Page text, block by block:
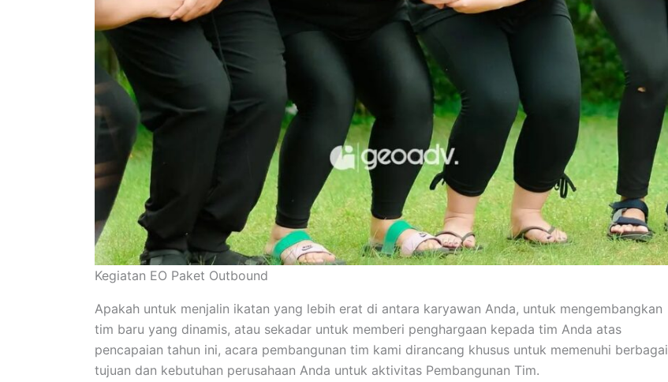
Kegiatan EO Paket Outbound
Apakah untuk menjalin ikatan yang lebih erat di antara karyawan Anda, untuk mengembangkan
tim baru yang dinamis, atau sekadar untuk memberi penghargaan kepada tim Anda atas
pencapaian tahun ini, acara pembangunan tim kami dirancang khusus untuk memenuhi berbagai
tujuan dan kebutuhan perusahaan Anda untuk aktivitas Pembangunan Tim.